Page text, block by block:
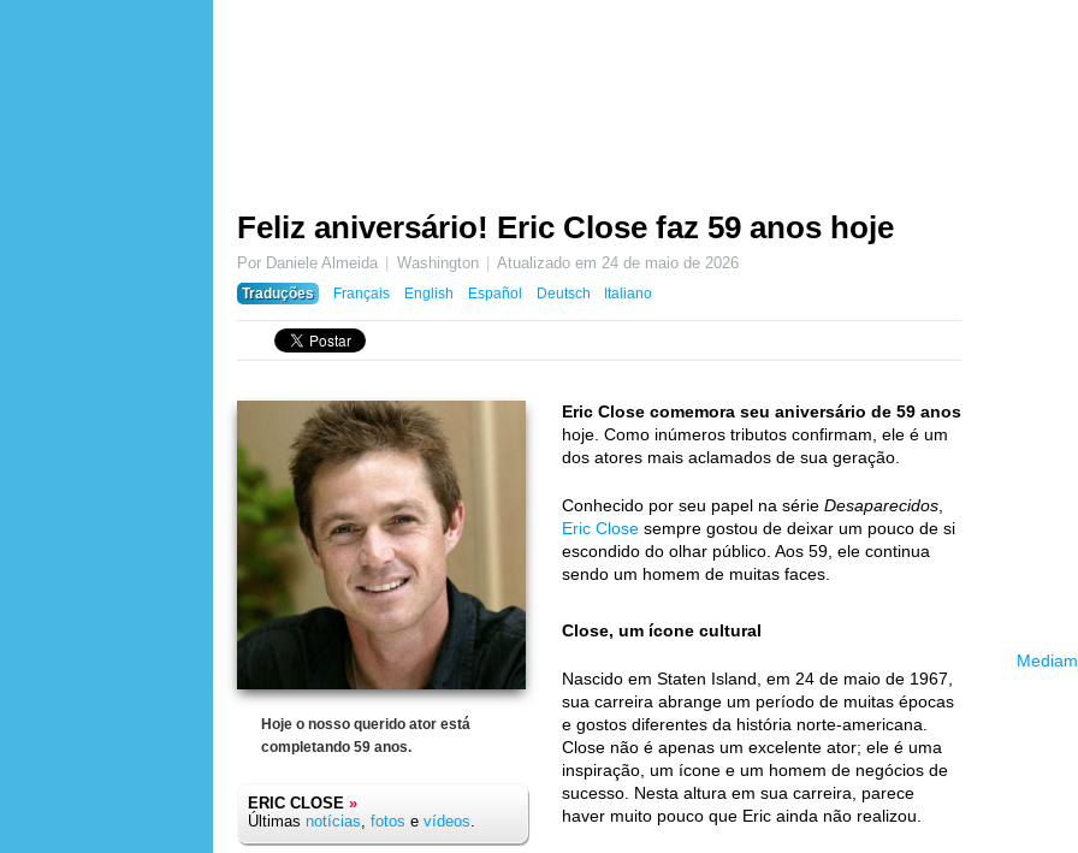
Feliz aniversário! Eric Close faz 59 anos hoje
Por Daniele Almeida Washington Atualizado em24 de maio de 2026
Traduções
Français English Español Deutsch Italiano
Hoje o nosso querido ator está
completando 59 anos.
ERIC CLOSE »
Últimas notícias, fotos e vídeos.
Eric Close comemora seu aniversário de 59 anos
hoje. Como inúmeros tributos confirmam, ele é um
dos atores mais aclamados de sua geração.
Conhecido por seu papel na série Desaparecidos
Eric Close sempre gostou de deixar um pouco de si
escondido do olhar público. Aos 59, ele continua
sendo um homem de muitas faces.
Close, um ícone cultural
Nascido em Staten Island, em 24 de maio de 1967,
sua carreira abrange um período de muitas épocas
e gostos diferentes da história norte-americana.
Close não é apenas um excelente ator; ele é uma
inspiração, um ícone e um homem de negócios de
sucesso. Nesta altura em sua carreira, parece
haver muito pouco que Eric ainda não realizou.